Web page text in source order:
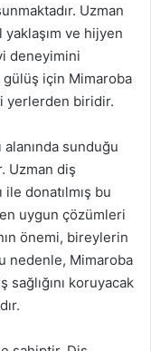
Uzman
ve hijyen
deneyimini
gülüş için Mimaroba
yerlerden biridir.
sunduğu
Uzman diş
donatılmış bu
uygun çözümleri
önemi, bireylerin
nedenle, Mimaroba
koruyacak